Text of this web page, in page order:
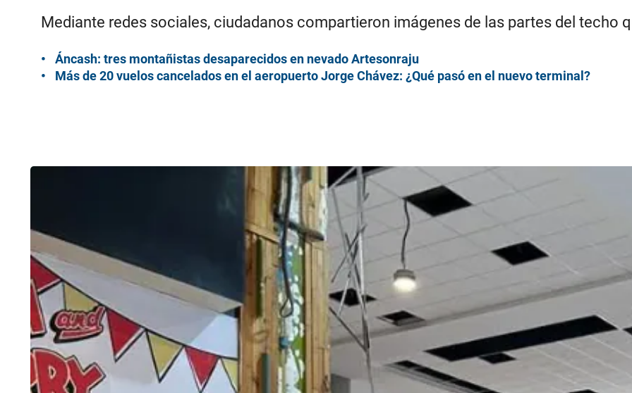
Mediante redes sociales, ciudadanos compartieron imágenes de las partes del techo
Áncash: tres montañistas desaparecidos en nevado Artesonraju
Más de 20 vuelos cancelados en el aeropuerto Jorge Chávez: ¿Qué pasó en el nuevo terminal?